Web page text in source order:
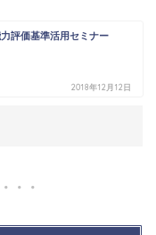
力評価基準活用セミナー
2018年12月12日